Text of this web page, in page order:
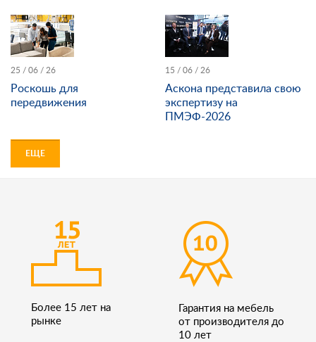
25 / 06 / 26
Роскошь для
передвижения
15 / 06 / 26
Аскона представила свою
экспертизу на
ПМЭФ-2026
ЕЩЕ
Более 15 лет на
рынке
Гарантия на мебель
от производителя до
10 лет